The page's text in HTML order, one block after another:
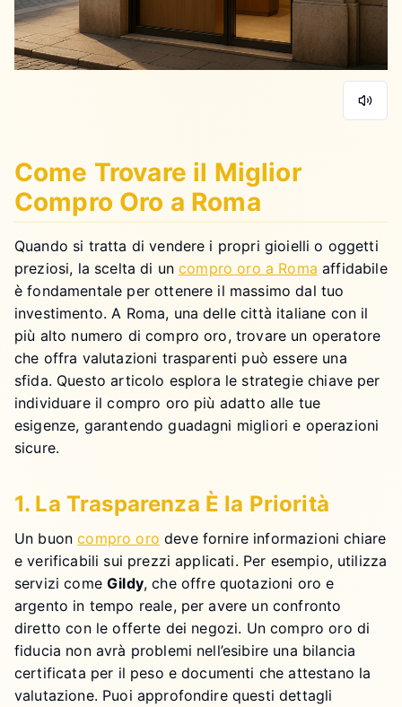
Come Trovare il Miglior
Compro Oro a Roma
Quando si tratta di vendere i propri gioielli o oggetti
preziosi, la scelta di uncompro oro a Roma affidabile
è fondamentale per ottenere il massimo dal tuo
investimento. A Roma, una delle città italiane con il
più alto numero di compro oro, trovare un operatore
che offra valutazioni trasparenti può essere una
sfida. Questo articolo esplora le strategie chiave per
individuare il compro oro più adatto alle tue
esigenze, garantendo guadagni migliori e operazioni
sicure.
1. La Trasparenza È la Priorità
Un buoncompro oro deve fornire informazioni chiare
e verificabili sui prezzi applicati. Per esempio, utilizza
servizi comeGildy, che offre quotazioni oro e
argento in tempo reale, per avere un confronto
diretto con le offerte dei negozi. Un compro oro di
fiducia non avrà problemi nell’esibire una bilancia
certificata per il peso e documenti che attestano la
valutazione. Puoi approfondire questi dettagli